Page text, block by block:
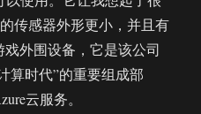
传感器外形更小，并且有
外围设备，它是该公司
算时代”的重要组成部
云服务。